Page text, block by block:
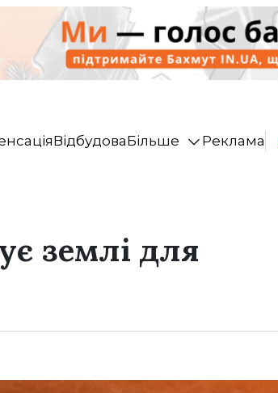
ВідбудоваБільше Реклама
землі для